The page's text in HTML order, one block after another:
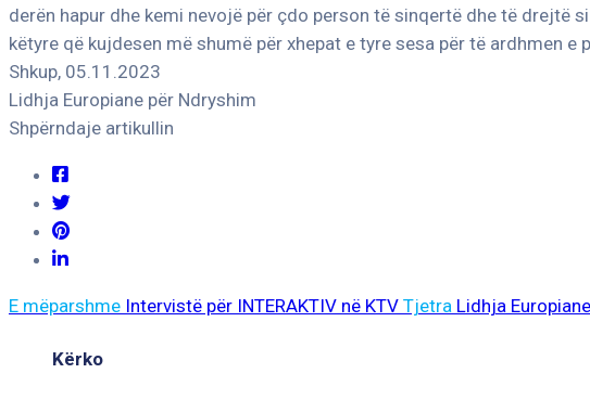
derën hapur dhe kemi nevojë për çdo person të sinqertë dhe të drejtë
këtyre që kujdesen më shumë për xhepat e tyre sesa për të ardhmen e
Shkup, 05.11.2023
Lidhja Europiane për Ndryshim
Shpërndaje artikullin
E mëparshme Intervistë për INTERAKTIV në KTV Tjetra Lidhja
Kërko